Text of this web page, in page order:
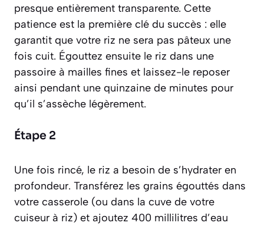
presque entièrement transparente. Cette
patience est la première clé du succès : elle
garantit que votre riz ne sera pas pâteux une
fois cuit. Égouttez ensuite le riz dans une
passoire à mailles fines et laissez-le reposer
ainsi pendant une quinzaine de minutes pour
qu’il s’assèche légèrement.
Étape 2
Une fois rincé, le riz a besoin de s’hydrater en
profondeur. Transférez les grains égouttés dans
votre casserole (ou dans la cuve de votre
cuiseur à riz) et ajoutez 400 millilitres d’eau